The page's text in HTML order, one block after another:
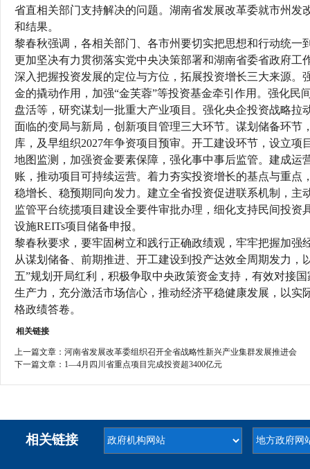
省直相关部门支持解决的问题。湖南省发展改革委就市州
和结果。
黎春秋强调，各相关部门、各市州要切实把思想和行动统
更加坚决有力贯彻落实党中央决策部署和湖南省委省政府
深入把握投资发展的定位与方位，拓展投资增长三大来源
金的撬动作用，加强“金芙蓉”等投资基金牵引作用。强化
盘活等，研究谋划一批重大产业项目。强化央企投资战略
面临的变局与新局，创新项目管理三大环节。谋划储备环
库，及早组织2027年争资项目预审。开工建设环节，设立
地图监测，加强资金要素保障，强化事中事后监管。建成运
账，推动项目可持续运营。着力夯实投资增长的基点与重
稳增长、稳预期同向发力。建立全省投资促进联系机制，
监管平台统揽项目建设全要件审批办理，细化支持民间投
设施REITs项目储备申报。
黎春秋要求，要牢固树立和践行正确政绩观，牢牢把握加强
从谋划储备、前期推进、开工建设到投产达效全周期发力
五”规划开局红利，积极争取中央政策资金支持，有效对接
生产力，充分激活市场信心，推动经济平稳健康发展，以实
格政绩答卷。
相关链接
上一篇文章： 河南省发展改革委组织召开全省战略性新兴产业集群发展推进会
下一篇文章： 1—4月四川省重点项目完成投资超3400亿元
相关链接